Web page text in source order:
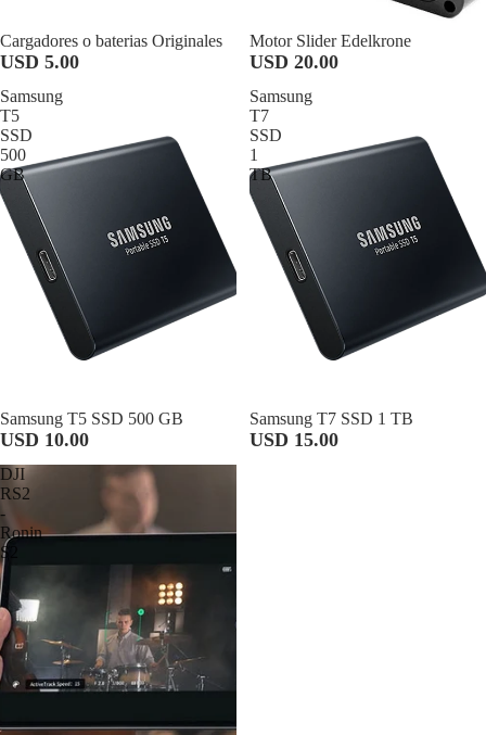
Cargadores o baterias Originales
USD 5.00
Motor Slider Edelkrone
USD 20.00
Samsung
T5
SSD
500
GB
Samsung T5 SSD 500 GB
USD 10.00
Samsung
T7
SSD
1
TB
Samsung T7 SSD 1 TB
USD 15.00
DJI
RS2
-
Ronin
S2